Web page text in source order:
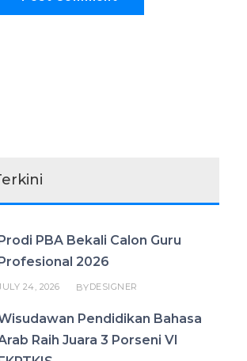
PBA Bekali Calon Guru
2026
24, 2026 BYDESIGNER
Pendidikan Bahasa
Raih Juara 3 Porseni VI